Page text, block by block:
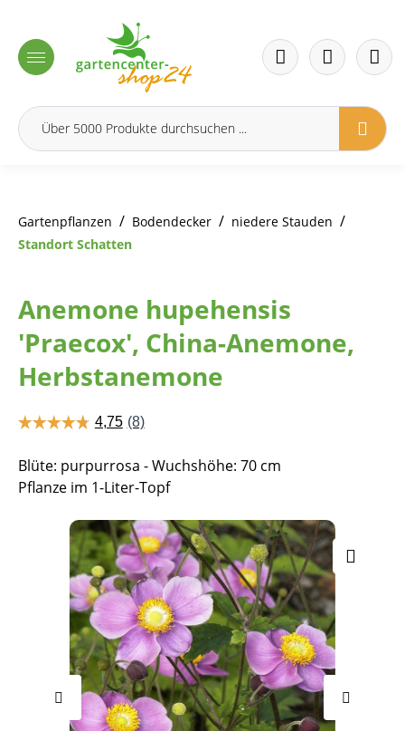
Gartenpflanzen / Bodendecker / niedere Stauden /
Standort Schatten
Anemone hupehensis
'Praecox', China-Anemone,
Herbstanemone
Blüte: purpurrosa - Wuchshöhe: 70 cm
Pflanze im 1-Liter-Topf